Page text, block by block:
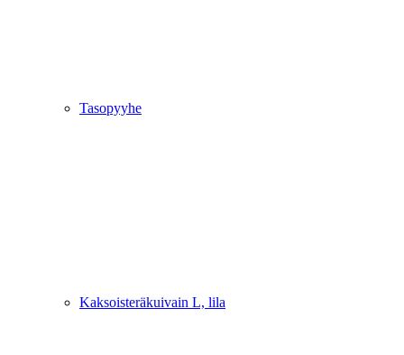
Tasopyyhe
Kaksoisteräkuivain L, lila